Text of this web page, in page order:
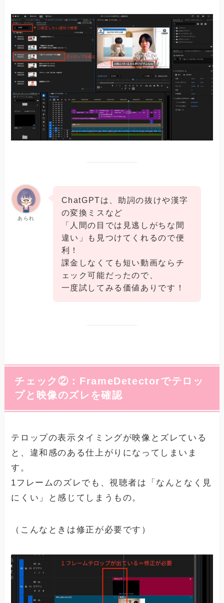
あられ
ChatGPTは、助詞の抜けや漢字
の変換ミスなど
「人間の目では見逃しがちな間
違い」も見つけてくれるので便
利！
課金しなくても短い動画ならチ
ェック可能だったので、
一度試してみる価値ありです！
チェック②：FrameDetectorでテロッ
プと映像のズレを確認
テロップの表示タイミングが映像とズレている
と、違和感のある仕上がりになってしまいま
す。
1フレームのズレでも、視聴者は「なんとなく見
にくい」と感じてしまうもの。
（こんなときは修正が必要です）